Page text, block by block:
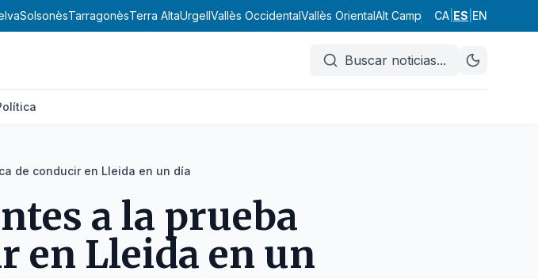
SolsonèsTarragonèsTerra AltaUrgellVallès OccidentalVallès OrientalAlt Camp Alt EmpordàAlt
CA ES EN
Buscar noticias...
de conducir en Lleida en un día
a la prueba
en Lleida en un